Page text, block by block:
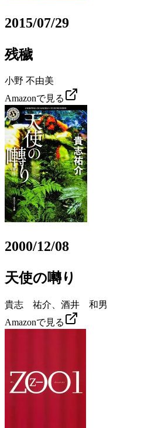
2015/07/29
残穢
小野 不由美
Amazonで見る
2000/12/08
天使の囀り
貴志 祐介、酒井 和男
Amazonで見る